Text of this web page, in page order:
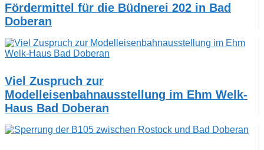
Fördermittel für die Büdnerei 202 in Bad
Doberan
Viel Zuspruch zur
Modelleisenbahnausstellung im Ehm Welk-
Haus Bad Doberan